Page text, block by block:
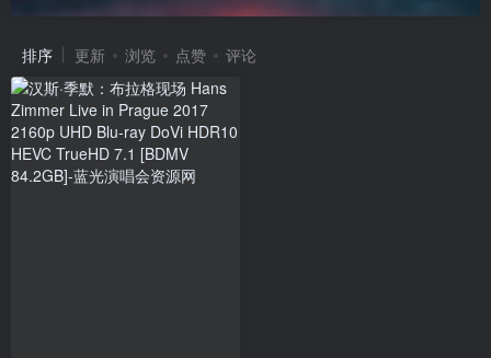
排序 更新 浏览 点赞 评论